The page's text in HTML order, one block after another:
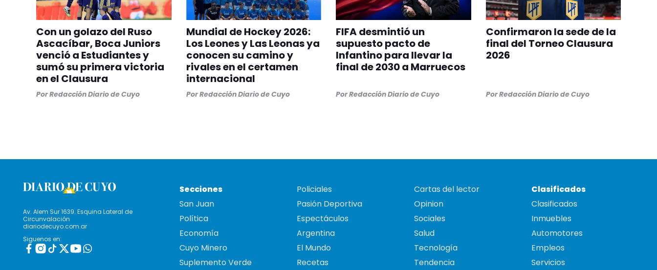
Con un golazo del Ruso
Ascacíbar, Boca Juniors
venció a Estudiantes y
sumó su primera victoria
en el Clausura
PorRedacción Diario de Cuyo
Mundial de Hockey 2026:
Los Leones y Las Leonas ya
conocen su camino y
rivales en el certamen
internacional
PorRedacción Diario de Cuyo
FIFA desmintió un
supuesto pacto de
Infantino para llevar la
final de 2030 a Marruecos
PorRedacción Diario de Cuyo
Confirmaron la sede de la
final del Torneo Clausura
2026
PorRedacción Diario de Cuyo
Av. Alem Sur 1639. Esquina Lateral de
Circunvalación
diariodecuyo.com.ar
Siguenos en:
Secciones
San Juan
Política
Economía
Cuyo Minero
Suplemento Verde
Policiales
Pasión Deportiva
Espectáculos
Argentina
El Mundo
Recetas
Cartas del lector
Opinion
Sociales
Salud
Tecnología
Tendencia
Clasificados
Clasificados
Inmuebles
Automotores
Empleos
Servicios